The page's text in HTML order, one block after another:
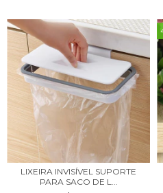
LIXEIRA INVISÍVEL SUPORTE
PARA SACO DE L...